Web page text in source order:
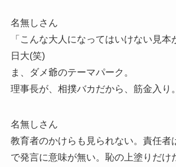
名無しさん
「こんな大人になってはいけない見
日大(笑)
ま、ダメ爺のテーマパーク。
理事長が、相撲バカだから、筋金入り。
名無しさん
教育者のかけらも見られない。責任者
で発言に意味が無い。恥の上塗りだけ